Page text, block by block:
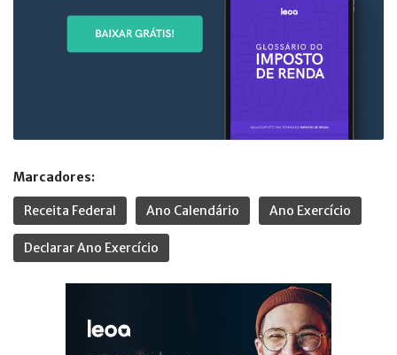
Marcadores:
Receita Federal Ano Calendário Ano Exercício
Declarar Ano Exercício